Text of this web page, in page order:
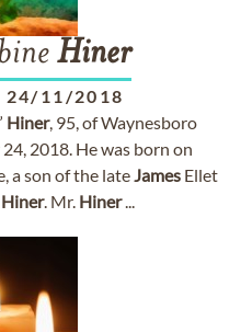
Hiner
24/11/2018
Hiner, 95, of Waynesboro
2018. He was born on
a son of the lateJamesEllet
Hiner. Mr. Hiner...